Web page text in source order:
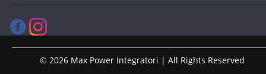
© 2026 Max Power Integratori | All Rights Reserved